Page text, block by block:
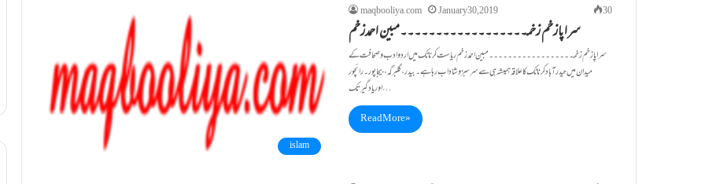
islam
maqbooliya.com January 30, 2019 30
سراپازخم زخمـــــــــــــ۔۔۔۔۔۔۔۔۔۔۔۔۔۔۔۔۔۔مبین احمدزخم
سراپازخم زخمـــــــــــــ۔۔۔۔۔۔۔۔۔۔۔۔۔۔۔۔۔۔مبین احمدزخم ریاست کرناٹک میں اردوادب وصحافت کے
میدان میں حیدرآباد کرناٹک کاعلاقہ ہمیشہ ہی سے سرسبزوشاداب رہاہے۔بیدر،گلبرگہ،بیجاپور۔رائچور
اوریادگیرتک…
Read More »